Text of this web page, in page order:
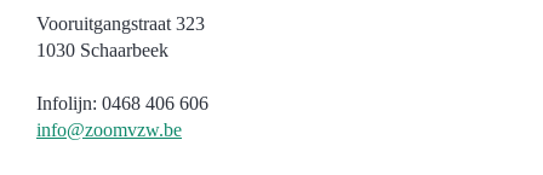
Vooruitgangstraat 323
1030 Schaarbeek
Infolijn: 0468 406 606
info@zoomvzw.be